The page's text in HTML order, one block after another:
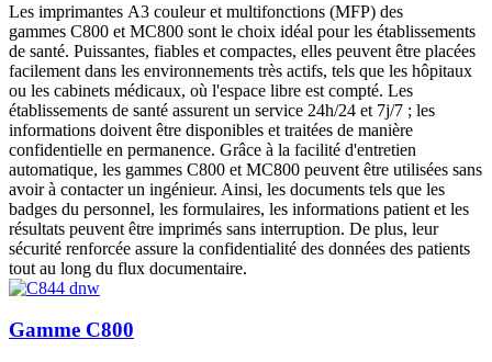
Les imprimantes A3 couleur et multifonctions (MFP) des
gammes C800 et MC800 sont le choix idéal pour les établissements
de santé. Puissantes, fiables et compactes, elles peuvent être placées
facilement dans les environnements très actifs, tels que les hôpitaux
ou les cabinets médicaux, où l'espace libre est compté. Les
établissements de santé assurent un service 24h/24 et 7j/7 ; les
informations doivent être disponibles et traitées de manière
confidentielle en permanence. Grâce à la facilité d'entretien
automatique, les gammes C800 et MC800 peuvent être utilisées sans
avoir à contacter un ingénieur. Ainsi, les documents tels que les
badges du personnel, les formulaires, les informations patient et les
résultats peuvent être imprimés sans interruption. De plus, leur
sécurité renforcée assure la confidentialité des données des patients
tout au long du flux documentaire.
Gamme C800